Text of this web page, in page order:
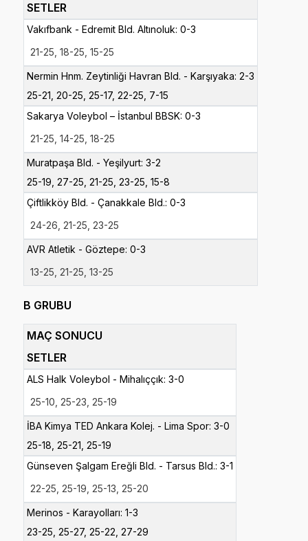
SETLER
Vakıfbank - Edremit Bld. Altınoluk: 0-3
21-25,18-25,15-25
Nermin Hnm. Zeytinliği Havran Bld. - Karşıyaka: 2-3
25-21, 20-25,25-17,22-25, 7-15
Sakarya Voleybol – İstanbul BBSK: 0-3
21-25,14-25,18-25
Muratpaşa Bld. - Yeşilyurt: 3-2
25-19, 27-25, 21-25, 23-25, 15-8
Çiftlikköy Bld. - Çanakkale Bld.: 0-3
24-26,21-25,23-25
AVR Atletik - Göztepe: 0-3
13-25, 21-25,13-25
B GRUBU
MAÇ SONUCU
SETLER
ALS Halk Voleybol - Mihalıççık: 3-0
25-10,25-23,25-19
İBA Kimya TED Ankara Kolej. - Lima Spor: 3-0
25-18, 25-21,25-19
Günseven Şalgam Ereğli Bld. - Tarsus Bld.: 3-1
22-25,25-19,25-13, 25-20
Merinos - Karayolları: 1-3
23-25,25-27, 25-22, 27-29